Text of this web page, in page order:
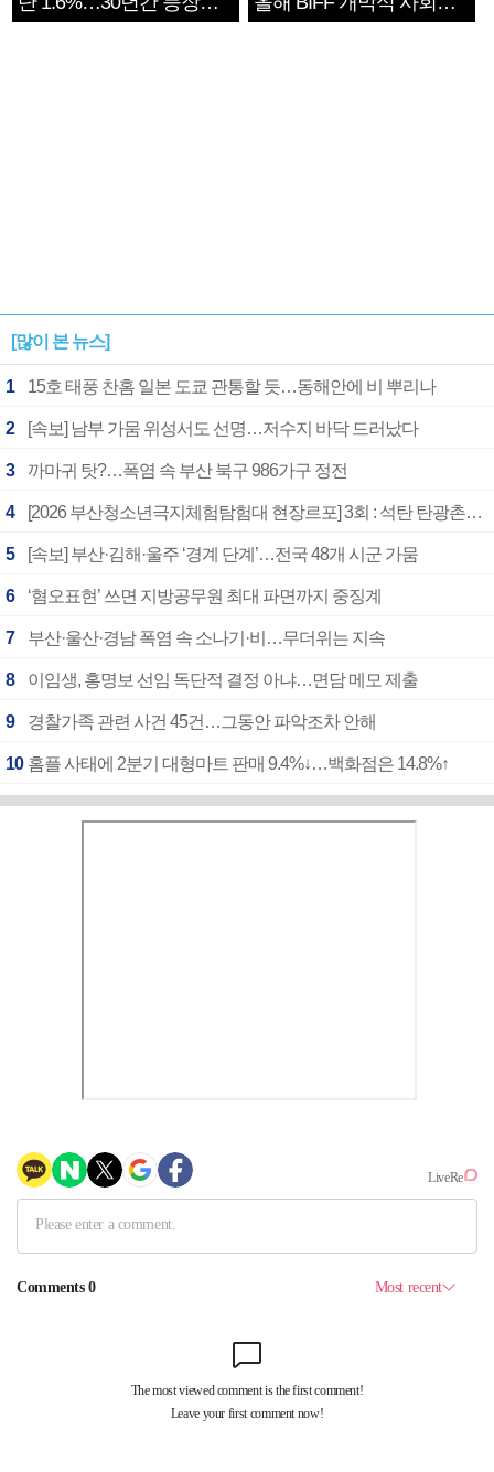
1182개팀 전수조사
확정
[많이 본 뉴스]
1 15호 태풍 찬홈 일본 도쿄 관통할 듯…동해안에 비 뿌리나
2 [속보] 남부 가뭄 위성서도 선명…저수지 바닥 드러났다
3 까마귀 탓?…폭염 속 부산 북구 986가구 정전
4 [2026 부산청소년극지체험탐험대 현장르포] 3회 : 석탄 탄광촌에서 북극 연구의 중심지로
5 [속보] 부산·김해·울주 ‘경계 단계’…전국 48개 시군 가뭄
6 ‘혐오표현’ 쓰면 지방공무원 최대 파면까지 중징계
7 부산·울산·경남 폭염 속 소나기·비…무더위는 지속
8 이임생, 홍명보 선임 독단적 결정 아냐…면담 메모 제출
9 경찰가족 관련 사건 45건…그동안 파악조차 안해
10 홈플 사태에 2분기 대형마트 판매 9.4%↓…백화점은 14.8%↑